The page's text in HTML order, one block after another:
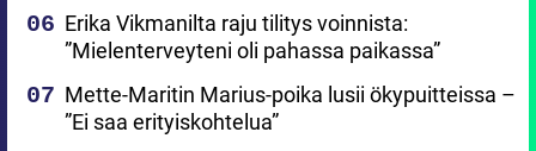
Erika Vikmanilta raju tilitys voinnista:
”Mielenterveyteni oli pahassa paikassa”
Mette-Maritin Marius-poika lusii ökypuitteissa –
”Ei saa erityiskohtelua”